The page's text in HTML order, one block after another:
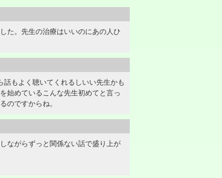
た。先生の治療はいいのにあの人ひ
もよく聴いてくれるしいい先生かも
始めているこんな先生初めてと言っ
のですからね。
ながらずっと関係ない話で盛り上が